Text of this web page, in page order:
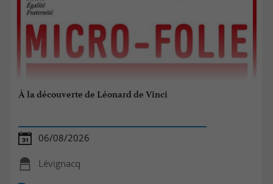
À la découverte de Léonard de Vinci
06/08/2026
Lévignacq